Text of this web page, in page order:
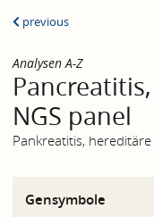
previous
Analysen A-Z
NGS panel
Pankreatitis, hereditäre
Gensymbole